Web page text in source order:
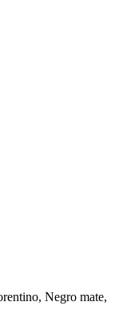
Negro mate,